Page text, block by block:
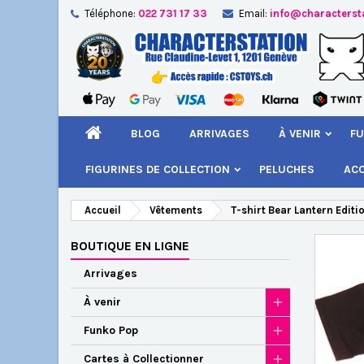
Téléphone: 022 731 17 33 Email:
BLOG ARRIVAGES À VENIR
FIGURINES DE COLLECTION PELUCHES
Accueil Vêtements T-shirt Bear Lantern
BOUTIQUE EN LIGNE
Arrivages
À venir
Funko Pop
Cartes à Collectionner